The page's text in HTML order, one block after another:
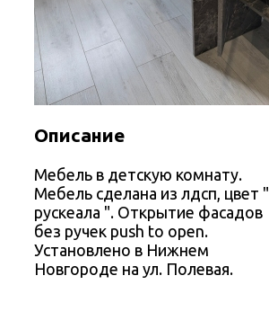
Описание
Мебель в детскую комнату.
Мебель сделана из лдсп, цвет "
рускеала ". Открытие фасадов
без ручек push to open.
Установлено в Нижнем
Новгороде на ул. Полевая.